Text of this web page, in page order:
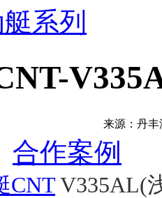
系列
来源：丹
合作案例
CNT V335AL(